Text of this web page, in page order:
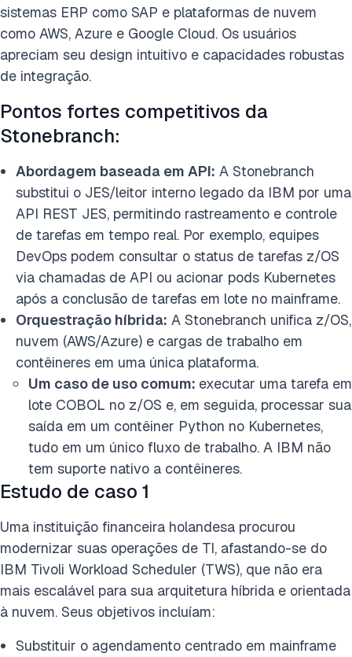
sistemas ERP como SAP e plataformas de nuvem
como AWS, Azure e Google Cloud. Os usuários
apreciam seu design intuitivo e capacidades robustas
de integração.
Pontos fortes competitivos da
Stonebranch:
Abordagem baseada em API: A Stonebranch
substitui o JES/leitor interno legado da IBM por uma
API REST JES, permitindo rastreamento e controle
de tarefas em tempo real. Por exemplo, equipes
DevOps podem consultar o status de tarefas z/OS
via chamadas de API ou acionar pods Kubernetes
após a conclusão de tarefas em lote no mainframe.
Orquestração híbrida: A Stonebranch unifica z/OS,
nuvem (AWS/Azure) e cargas de trabalho em
contêineres em uma única plataforma.
Um caso de uso comum: executar uma tarefa em
lote COBOL no z/OS e, em seguida, processar sua
saída em um contêiner Python no Kubernetes,
tudo em um único fluxo de trabalho. A IBM não
tem suporte nativo a contêineres.
Estudo de caso 1
Uma instituição financeira holandesa procurou
modernizar suas operações de TI, afastando-se do
IBM Tivoli Workload Scheduler (TWS), que não era
mais escalável para sua arquitetura híbrida e orientada
à nuvem. Seus objetivos incluíam:
Substituir o agendamento centrado em mainframe